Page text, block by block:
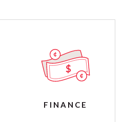
FINANCE